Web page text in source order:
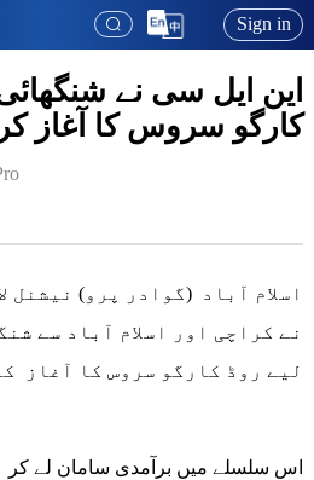
Sign in
این ایل سی نے
کارگو سروس کا آغاز کر
اسلام آباد (گوادر پرو) نیشنل
نے کراچی اور اسلام آباد سے
لیے روڈ کارگو سروس کا آغاز
اس سلسلے میں برآمدی سامان لے کر